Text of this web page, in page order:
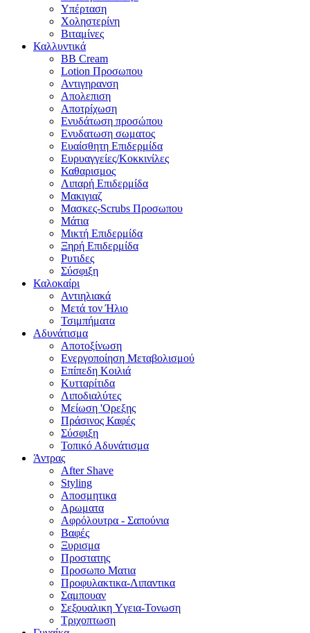
Υπέρταση
Χοληστερίνη
Βιταμίνες
Καλλυντικά
BB Cream
Lotion Προσωπου
Αντιγηρανση
Απολεπιση
Αποτρίχωση
Ενυδάτωση προσώπου
Ενυδατωση σωματος
Ευαίσθητη Επιδερμίδα
Ευρυαγγείες/Κοκκινίλες
Καθαρισμος
Λιπαρή Επιδερμίδα
Μακιγιαζ
Μασκες-Scrubs Προσωπου
Μάτια
Μικτή Επιδερμίδα
Ξηρή Επιδερμίδα
Ρυτιδες
Σύσφιξη
Καλοκαίρι
Αντιηλιακά
Μετά τον Ήλιο
Τσιμπήματα
Αδυνάτισμα
Αποτοξίνωση
Ενεργοποίηση Μεταβολισμού
Επίπεδη Κοιλιά
Κυτταρίτιδα
Λιποδιαλύτες
Μείωση 'Ορεξης
Πράσινος Καφές
Σύσφιξη
Τοπικό Αδυνάτισμα
Άντρας
After Shave
Styling
Αποσμητικα
Αρωματα
Αφρόλουτρα - Σαπούνια
Βαφές
Ξυρισμα
Προστατης
Προσωπο Ματια
Προφυλακτικα-Λιπαντικα
Σαμπουαν
Σεξουαλικη Yγεια-Τονωση
Τριχοπτωση